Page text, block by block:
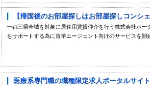
【帰国後のお部屋探しはお部屋探しコンシ
一都三県全域を対象に居住用賃貸仲介を行う株式会社ボ
をサポートする為に留学エージェント向けのサービスを開
医療系専門職の職種限定求人ポータルサイ